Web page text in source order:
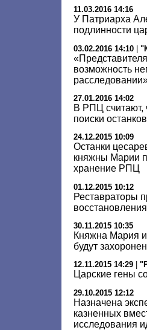
11.03.2016 14:16
У Патриарха
подлинности
03.02.2016 14:10 |
возможность
27.01.2016 14:02
В РПЦ считают,
поиски
24.12.2015 10:09
Останки
княжны Марии
хранение РПЦ
01.12.2015 10:12
Реставраторы
30.11.2015 10:35
Княжна Мария
будут
12.11.2015 14:29
Царские гены
29.10.2015 12:12
Назначена
казненных
исследования